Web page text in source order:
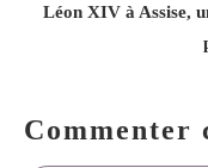
Léon XIV à Assise,
Commenter